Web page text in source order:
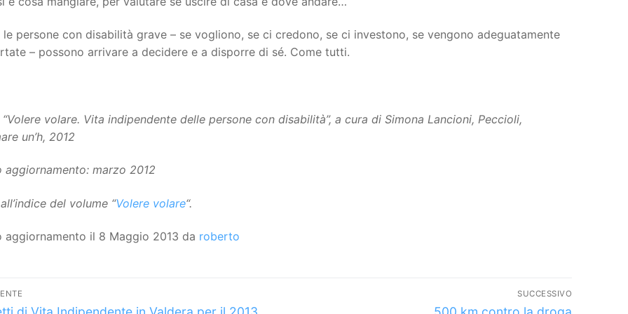
le persone con disabilità grave – se vogliono, se ci credono, se ci investono, se vengono adeguatamente
– possono arrivare a decidere e a disporre di sé. Come tutti.
“Volere volare. Vita indipendente delle persone con disabilità”, a cura di Simona Lancioni, Peccioli,
un’h, 2012
aggiornamento: marzo 2012
del volume “Volere volare“.
aggiornamento il 8 Maggio 2013 da roberto
SUCCESSIVO
Articolo